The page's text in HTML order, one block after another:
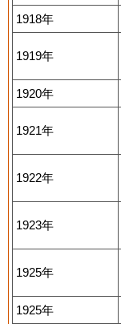
1918年
1919年
1920年
1921年
1922年
1923年
1925年
1925年